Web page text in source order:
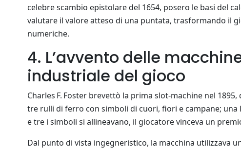
celebre scambio epistolare del 1654, posero le basi del
valutare il valore atteso di una puntata, trasformando il
numeriche.
4. L’avvento delle
industriale del gioco
Charles F. Foster brevettò la prima slot‑machine nel
tre rulli di ferro con simboli di cuori, fiori e campane;
e tre i simboli si allineavano, il giocatore vinceva un
Dal punto di vista ingegneristico, la macchina utilizzava